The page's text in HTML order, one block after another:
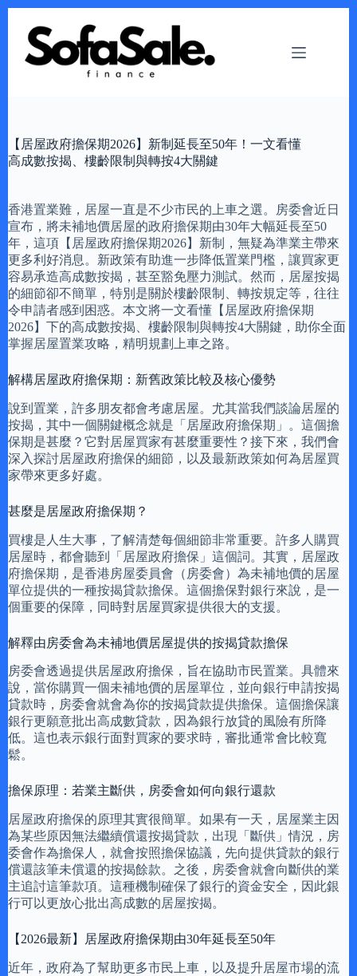
content
【居屋政府擔保期2026】新制延長至50年！一文看懂
高成數按揭、樓齡限制與轉按4大關鍵
香港置業難，居屋一直是不少市民的上車之選。房委會近日
宣布，將未補地價居屋的政府擔保期由30年大幅延長至50
年，這項【居屋政府擔保期2026】新制，無疑為準業主帶來
更多利好消息。新政策有助進一步降低置業門檻，讓買家更
容易承造高成數按揭，甚至豁免壓力測試。然而，居屋按揭
的細節卻不簡單，特別是關於樓齡限制、轉按規定等，往往
令申請者感到困惑。本文將一文看懂【居屋政府擔保期
2026】下的高成數按揭、樓齡限制與轉按4大關鍵，助你全面
掌握居屋置業攻略，精明規劃上車之路。
解構居屋政府擔保期：新舊政策比較及核心優勢
說到置業，許多朋友都會考慮居屋。尤其當我們談論居屋的
按揭，其中一個關鍵概念就是「居屋政府擔保期」。這個擔
保期是甚麼？它對居屋買家有甚麼重要性？接下來，我們會
深入探討居屋政府擔保的細節，以及最新政策如何為居屋買
家帶來更多好處。
甚麼是居屋政府擔保期？
買樓是人生大事，了解清楚每個細節非常重要。許多人購買
居屋時，都會聽到「居屋政府擔保」這個詞。其實，居屋政
府擔保期，是香港房屋委員會（房委會）為未補地價的居屋
單位提供的一種按揭貸款擔保。這個擔保對銀行來說，是一
個重要的保障，同時對居屋買家提供很大的支援。
解釋由房委會為未補地價居屋提供的按揭貸款擔保
房委會透過提供居屋政府擔保，旨在協助市民置業。具體來
說，當你購買一個未補地價的居屋單位，並向銀行申請按揭
貸款時，房委會就會為你的按揭貸款提供擔保。這個擔保讓
銀行更願意批出高成數貸款，因為銀行放貸的風險有所降
低。這也表示銀行面對買家的要求時，審批通常會比較寬
鬆。
擔保原理：若業主斷供，房委會如何向銀行還款
居屋政府擔保的原理其實很簡單。如果有一天，居屋業主因
為某些原因無法繼續償還按揭貸款，出現「斷供」情況，房
委會作為擔保人，就會按照擔保協議，先向提供貸款的銀行
償還該筆未償還的按揭餘款。之後，房委會就會向斷供的業
主追討這筆款項。這種機制確保了銀行的資金安全，因此銀
行可以更放心批出高成數的居屋按揭。
【2026最新】居屋政府擔保期由30年延長至50年
近年，政府為了幫助更多市民上車，以及提升居屋市場的流